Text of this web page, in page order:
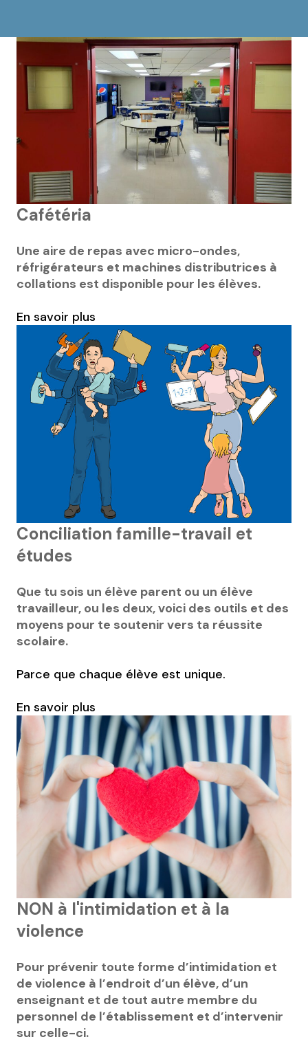
Cafétéria
Une aire de repas avec micro-ondes,
réfrigérateurs et machines distributrices à
collations est disponible pour les élèves.
En savoir plus
Conciliation famille-travail et
études
Que tu sois un élève parent ou un élève
travailleur, ou les deux, voici des outils et des
moyens pour te soutenir vers ta réussite
scolaire.
Parce que chaque élève est unique.
En savoir plus
NON à l'intimidation et à la
violence
Pour prévenir toute forme d’intimidation et
de violence à l’endroit d’un élève, d’un
enseignant et de tout autre membre du
personnel de l’établissement et d’intervenir
sur celle-ci.